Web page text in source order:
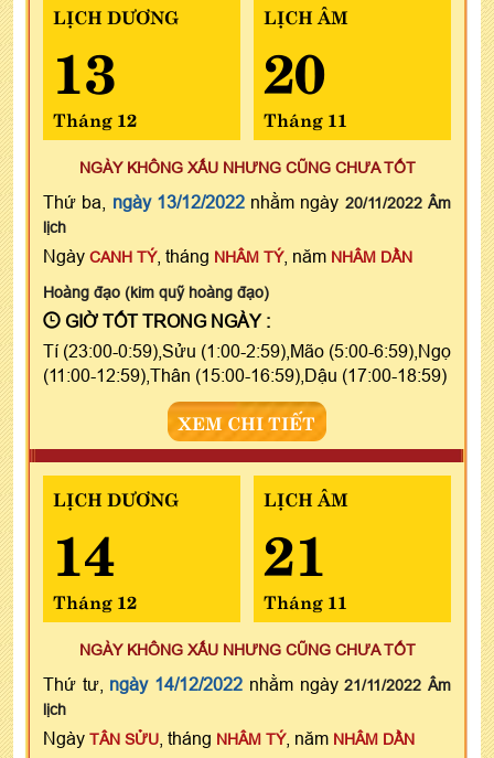
LỊCH DƯƠNG
13
Tháng 12
LỊCH ÂM
20
Tháng 11
NGÀY KHÔNG XẤU NHƯNG CŨNG CHƯA TỐT
Thứ ba, ngày 13/12/2022nhằm ngày 20/11/2022 Âm
lịch
Ngày CANH TÝ, tháng NHÂM TÝ, năm NHÂM DẦN
Hoàng đạo (kim quỹ hoàng đạo)
GIỜ TỐT TRONG NGÀY :
Tí (23:00-0:59),Sửu (1:00-2:59),Mão (5:00-6:59),Ngọ
(11:00-12:59),Thân (15:00-16:59),Dậu (17:00-18:59)
XEM CHI TIẾT
LỊCH DƯƠNG
14
Tháng 12
LỊCH ÂM
21
Tháng 11
NGÀY KHÔNG XẤU NHƯNG CŨNG CHƯA TỐT
Thứ tư, ngày 14/12/2022 nhằm ngày21/11/2022 Âm
lịch
Ngày TÂN SỬU , tháng NHÂM TÝ, năm NHÂM DẦN